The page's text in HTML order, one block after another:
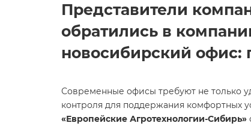
Представители
обратились в
новосибирский офис:
Современные офисы требуют не только
контроля для поддержания комфортных
«Европейские Агротехнологии-Сибирь»